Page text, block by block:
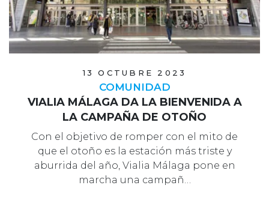
13 OCTUBRE 2023
COMUNIDAD
VIALIA MÁLAGA DA LA BIENVENIDA A
LA CAMPAÑA DE OTOÑO
Con el objetivo de romper con el mito de
que el otoño es la estación más triste y
aburrida del año, Vialia Málaga pone en
marcha una campañ…